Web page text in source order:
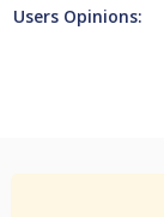
Users Opinions: